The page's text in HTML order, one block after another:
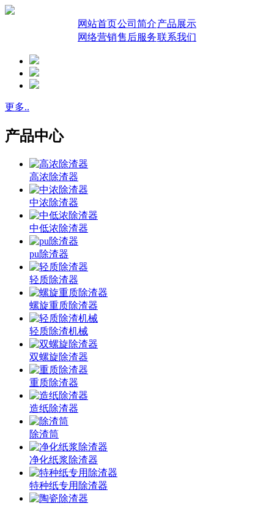
网站首页公司简介产品展示
网络营销售后服务联系我们
更多..
产品中心
高浓除渣器
中浓除渣器
中低浓除渣器
pu除渣器
轻质除渣器
螺旋重质除渣器
轻质除渣机械
双螺旋除渣器
重质除渣器
造纸除渣器
除渣筒
净化纸浆除渣器
特种纸专用除渣器